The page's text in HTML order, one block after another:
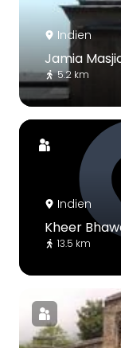
Indien
Jamia
5.2 km
Indien
Kheer
13.5 km